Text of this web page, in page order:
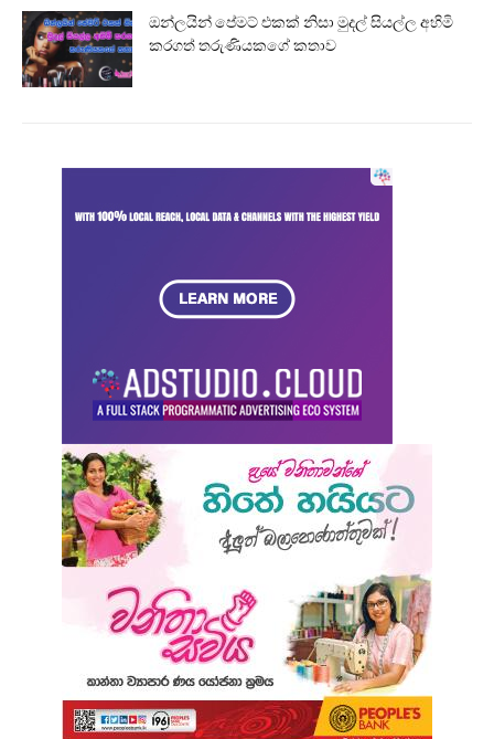
ඔන්ලයින් පේමට් එකක් නිසා මුදල් සියල්ල අහිමි
කරගත් තරුණියකගේ කතාව